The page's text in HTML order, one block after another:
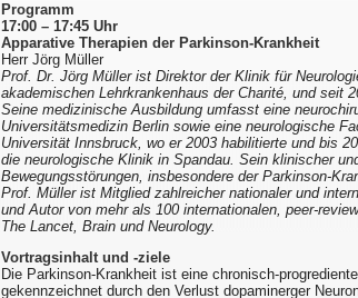
Programm
17:00 – 17:45 Uhr
Apparative Therapien der Parkinson-Krankheit
Herr Jörg Müller
Prof. Dr. Jörg Müller ist Direktor der Klinik für
akademischen Lehrkrankenhaus der Charité, und seit
Seine medizinische Ausbildung umfasst eine
Universitätsmedizin Berlin sowie eine neurologische
Universität Innsbruck, wo er 2003 habilitierte und bis
die neurologische Klinik in Spandau. Sein klinischer
Bewegungsstörungen, insbesondere der Parkinson-
Prof. Müller ist Mitglied zahlreicher nationaler und
und Autor von mehr als 100 internationalen, peer-
The Lancet, Brain und Neurology.
Vortragsinhalt und -ziele
Die Parkinson-Krankheit ist eine chronisch-
gekennzeichnet durch den Verlust dopaminerger